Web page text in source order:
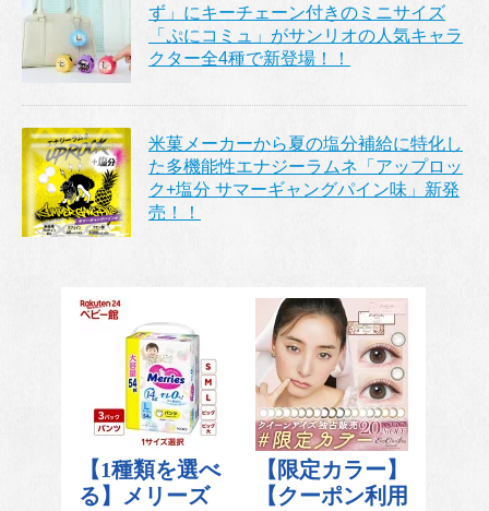
ず」にキーチェーン付きのミニサイズ
「ぷにコミュ」がサンリオの人気キャラ
クター全4種で新登場！！
米菓メーカーから夏の塩分補給に特化し
た多機能性エナジーラムネ「アップロッ
ク+塩分 サマーギャングパイン味」新発
売！！